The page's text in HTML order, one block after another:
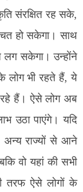
संरक्षित रह सके,
हो सकेगा। साथ
लग सकेगा। उन्होंने
लोग भी रहते हैं, ये
रहे हैं। ऐसे लोग अब
उठा पाएंगे। यदि
अन्य राज्यों से आने
वो यहां की सभी
तरफ ऐसे लोगों के